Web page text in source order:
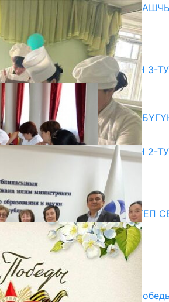
МАМЛЕКЕТТЕРДИН ӨКМӨТ
МЕНЕН ЖОЛУГУШТУ
07.08.2026
Абитуриент
ЖОЖДОРГО КАБЫЛ АЛУУНУН 3-
БАШТАЛДЫ
27.07.2026
ӨЗҮҢДҮН КЕЛЕЧЕГИҢ ҮЧҮН
20.07.2026
ЖОЖДОРГО КАБЫЛ АЛУУНУН 2-
20.07.2026
СУЗАКТА 750 ОРУНДУУ МЕКТЕП
ПАЙДАЛАНУУГА БЕРИЛЕТ
07.08.2025
Улуу Жеңиштин жандуу сөзү
29.04.2025
Награды в преддверии Дня